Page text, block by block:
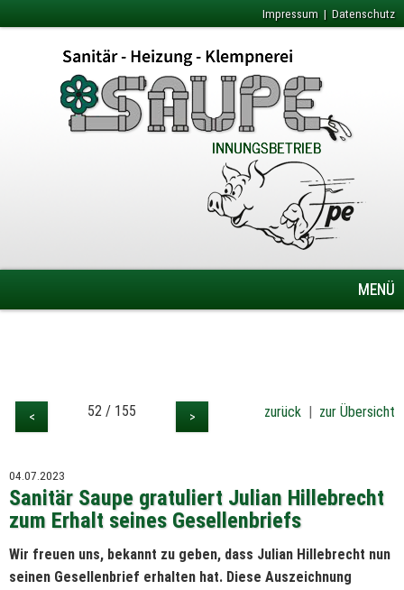
Impressum| Datenschutz
MENÜ
< 52 / 155 > zurück | zur Übersicht
04.07.2023
Sanitär Saupe gratuliert Julian Hillebrecht
zum Erhalt seines Gesellenbriefs
Wir freuen uns, bekannt zu geben, dass Julian Hillebrecht nun
seinen Gesellenbrief erhalten hat. Diese Auszeichnung